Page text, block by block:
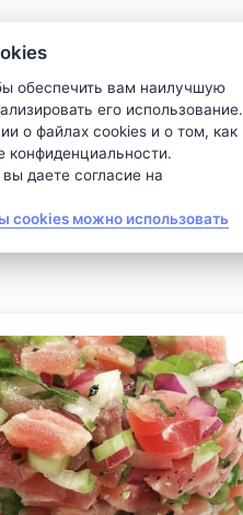
🍪
обеспечить вам наилучшую
его использование.
о файлах cookies и о том, как
конфиденциальности.
даете согласие на
cookies можно использовать